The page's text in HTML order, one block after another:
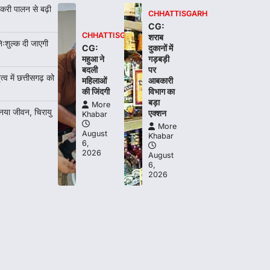
4
More Khabar
रायपुर। राष्ट्रीय बाल स्वास्थ्य कार्यक्रम (चिरायु)
के तहत जशपुर जिले की 5 माह की मासूम…
पालन से बढ़ी
दी जाएगी
में छत्तीसगढ़ को
जीवन, चिरायु
CHHATTISGARH
CG:
महुआ ने
बदली
महिलाओं
की जिंदगी
More
Khabar
August
6,
2026
CHHATTISGARH
CG:
शराब
दुकानों में
गड़बड़ी
पर
आबकारी
विभाग का
बड़ा
एक्शन
More
Khabar
August
6,
2026